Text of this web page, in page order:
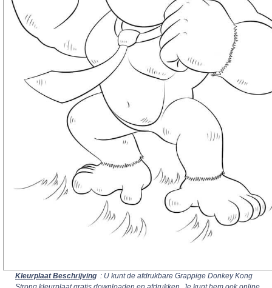
Kleurplaat Beschrijving : U kunt de afdrukbare Grappige Donkey Kong